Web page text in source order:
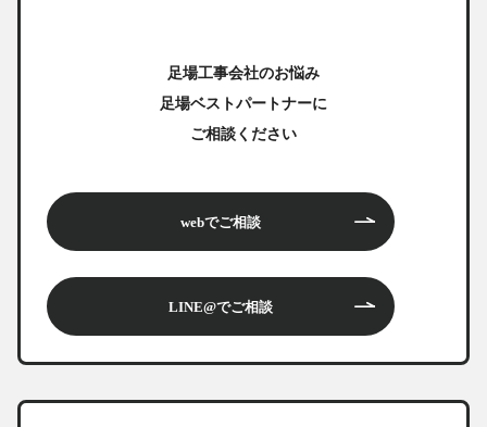
足場工事会社のお悩み
足場ベストパートナーに
ご相談ください
webでご相談
LINE@でご相談